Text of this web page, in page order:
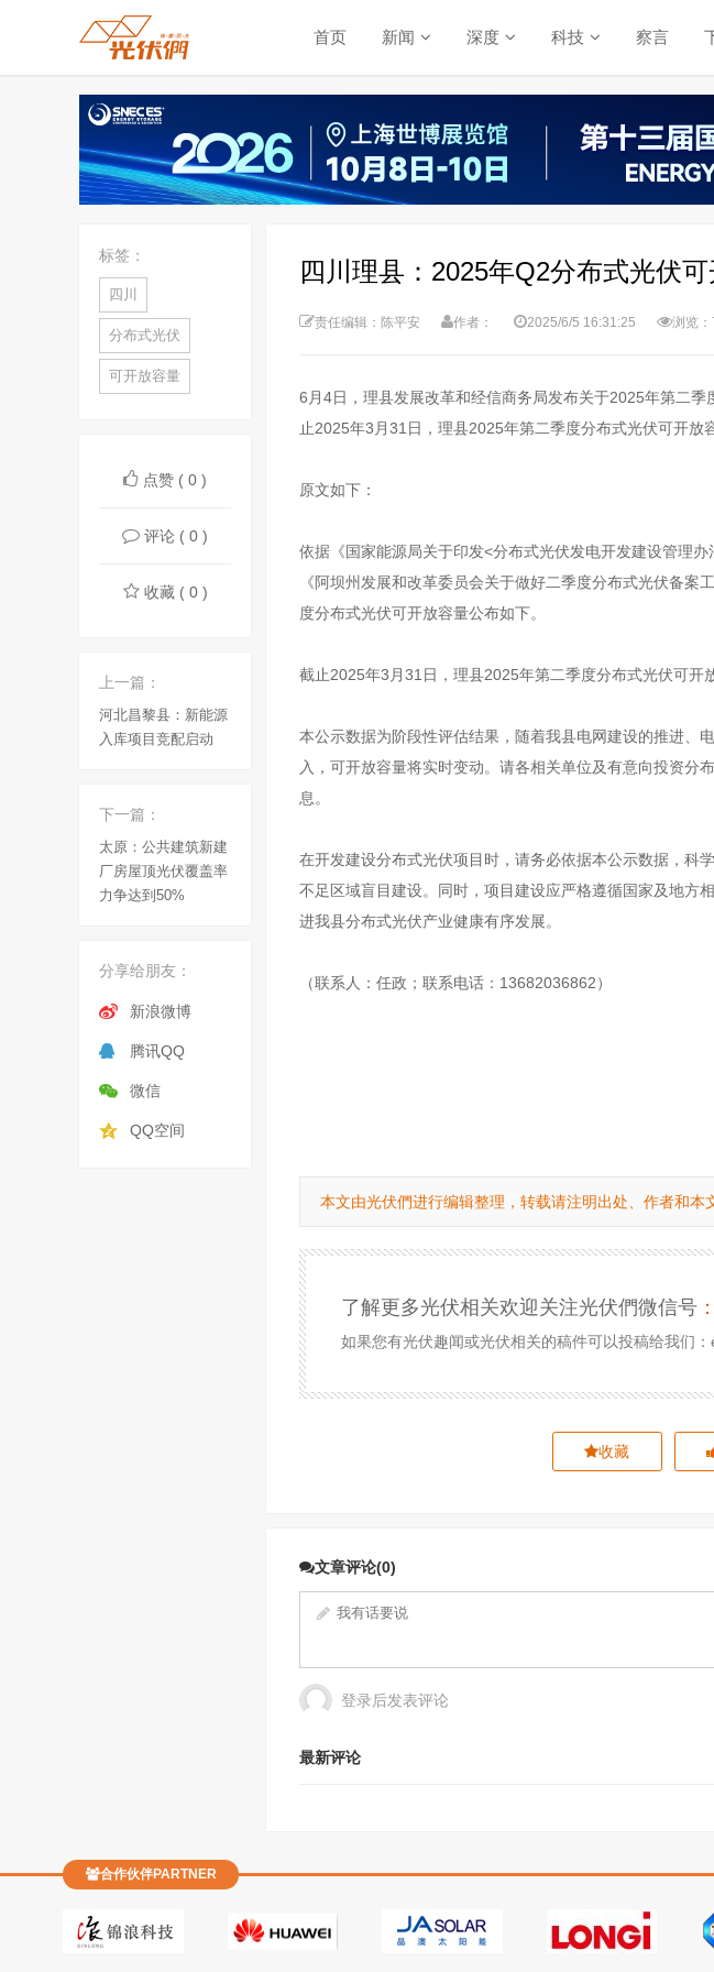
首页 新闻 深度 科技 察言
标签：
四川
分布式光伏
可开放容量
点赞 ( 0 )
评论 ( 0 )
收藏 ( 0 )
上一篇：
河北昌黎县：新能源
入库项目竞配启动
下一篇：
太原：公共建筑新建
厂房屋顶光伏覆盖率
力争达到50%
分享给朋友：
新浪微博
腾讯QQ
微信
QQ空间
四川理县：2025年Q2分布式光伏
责任编辑：陈平安 作者： 2025/6/5 16:31:25 浏览
6月4日，理县发展改革和经信商务局发布关于2025年第二
止2025年3月31日，理县2025年第二季度分布式光伏可开放
原文如下：
依据《国家能源局关于印发<分布式光伏发电开发建设管理
《阿坝州发展和改革委员会关于做好二季度分布式光伏备
度分布式光伏可开放容量公布如下。
截止2025年3月31日，理县2025年第二季度分布式光伏可开
本公示数据为阶段性评估结果，随着我县电网建设的推进、
入，可开放容量将实时变动。请各相关单位及有意向投资分
息。
在开发建设分布式光伏项目时，请务必依据本公示数据，科
不足区域盲目建设。同时，项目建设应严格遵循国家及地方
进我县分布式光伏产业健康有序发展。
（联系人：任政；联系电话：13682036862）
本文由光伏們进行编辑整理，转载请注明出处、作者和本
了解更多光伏相关欢迎关注光伏們微信号
如果您有光伏趣闻或光伏相关的稿件可以投稿给我们
收藏
文章评论(0)
登录后发表评论
最新评论
合作伙伴PARTNER